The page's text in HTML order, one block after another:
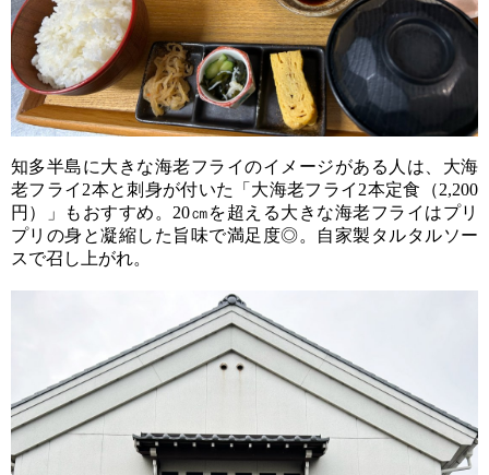
知多半島に大きな海老フライのイメージがある人は、大海
老フライ2本と刺身が付いた「大海老フライ2本定食（2,200
円）」もおすすめ。20㎝を超える大きな海老フライはプリ
プリの身と凝縮した旨味で満足度◎。自家製タルタルソー
スで召し上がれ。